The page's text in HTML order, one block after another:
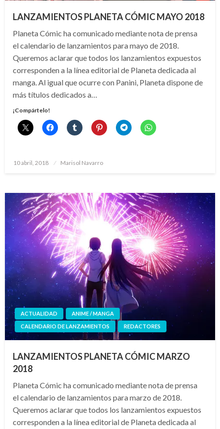
LANZAMIENTOS PLANETA CÓMIC MAYO 2018
Planeta Cómic ha comunicado mediante nota de prensa
el calendario de lanzamientos para mayo de 2018.
Queremos aclarar que todos los lanzamientos expuestos
corresponden a la línea editorial de Planeta dedicada al
manga. Al igual que ocurre con Panini, Planeta dispone de
más títulos dedicados a…
¡Compártelo!
Publicado
10 abril, 2018 Marisol Navarro
ACTUALIDAD
ANIME / MANGA
CALENDARIO DE LANZAMIENTOS
REDACTORES
LANZAMIENTOS PLANETA CÓMIC MARZO
2018
Planeta Cómic ha comunicado mediante nota de prensa
el calendario de lanzamientos para marzo de 2018.
Queremos aclarar que todos los lanzamientos expuestos
corresponden a la línea editorial de Planeta dedicada al